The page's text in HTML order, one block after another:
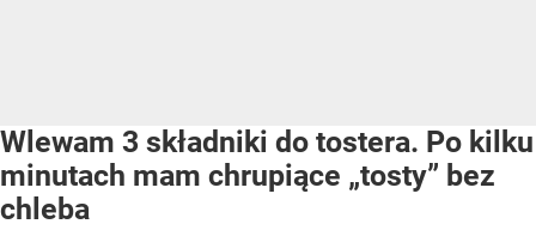
Wlewam 3 składniki do tostera. Po kilku
minutach mam chrupiące „tosty” bez
chleba